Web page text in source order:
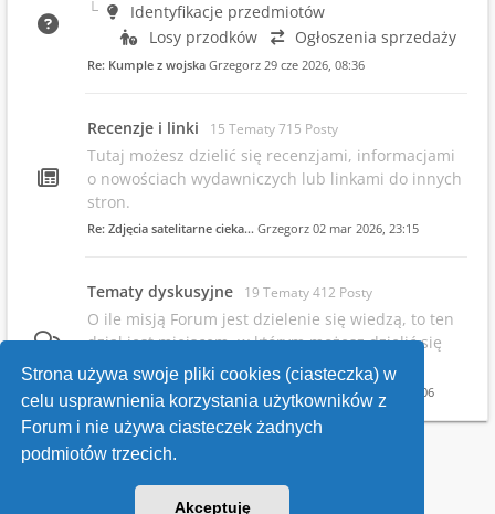
Strona używa swoje pliki cookies (ciasteczka) w
celu usprawnienia korzystania użytkowników z
Forum i nie używa ciasteczek żadnych
podmiotów trzecich.
Akceptuję
Identyfikacje przedmiotów
Losy przodków
Ogłoszenia sprzedaży
Re: Kumple z wojska Grzegorz 29 cze 2026, 08:36
Recenzje i linki 15 Tematy 715 Posty
Tutaj możesz dzielić się recenzjami, informacjami
o nowościach wydawniczych lub linkami do innych
stron.
Re: Zdjęcia satelitarne cieka… Grzegorz 02 mar 2026, 23:15
Tematy dyskusyjne 19 Tematy 412 Posty
O ile misją Forum jest dzielenie się wiedzą, to ten
dział jest miejscem, w którym możesz dzielić się
swoimi opiniami.
Re: Infowsparcie.net/wria/ pr… Grzegorz 19 maja 2026, 22:06